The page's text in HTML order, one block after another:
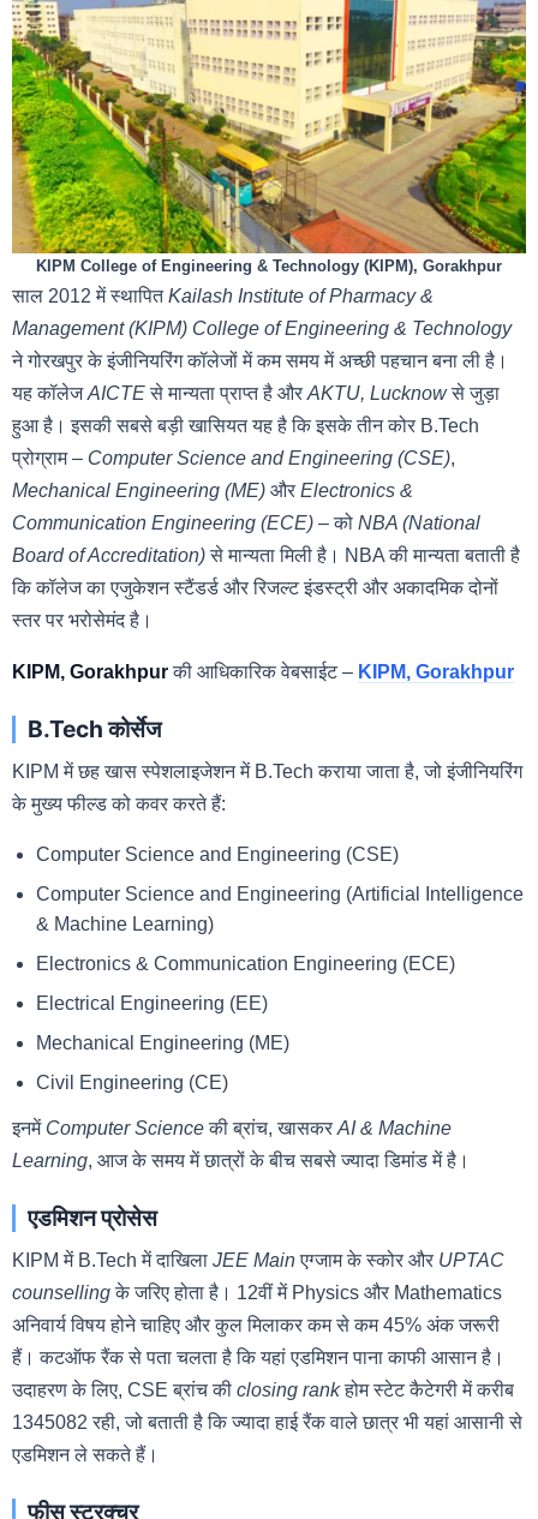
KIPM College of Engineering & Technology (KIPM), Gorakhpur
साल 2012 में स्थापितKailash Institute of Pharmacy &
Management (KIPM) College of Engineering & Technology
ने गोरखपुर के इंजीनियरिंग कॉलेजों में कम समय में अच्छी पहचान बना ली है।
यह कॉलेजAICTEसे मान्यता प्राप्त है और AKTU, Lucknowसे जुड़ा
हुआ है। इसकी सबसे बड़ी खासियत यह है कि इसके तीन कोर B.Tech
प्रोग्राम – Computer Science and Engineering (CSE),
Mechanical Engineering (ME) और Electronics &
Communication Engineering (ECE) – को NBA (National
Board of Accreditation)से मान्यता मिली है। NBA की मान्यता बताती है
कि कॉलेज का एजुकेशन स्टैंडर्ड और रिजल्ट इंडस्ट्री और अकादमिक दोनों
स्तर पर भरोसेमंद है।
KIPM, Gorakhpurकी आधिकारिक वेबसाईट – KIPM, Gorakhpur
B.Tech कोर्सेज
KIPM में छह खास स्पेशलाइजेशन में B.Tech कराया जाता है, जो इंजीनियरिंग
के मुख्य फील्ड को कवर करते हैं:
Computer Science and Engineering (CSE)
Computer Science and Engineering (Artificial Intelligence
& Machine Learning)
Electronics & Communication Engineering (ECE)
Electrical Engineering (EE)
Mechanical Engineering (ME)
Civil Engineering (CE)
इनमें Computer Scienceकी ब्रांच, खासकर AI & Machine
Learning, आज के समय में छात्रों के बीच सबसे ज्यादा डिमांड में है।
एडमिशन प्रोसेस
KIPM में B.Tech में दाखिला JEE Mainएग्जाम के स्कोर और UPTAC
counsellingके जरिए होता है। 12वीं में Physics और Mathematics
अनिवार्य विषय होने चाहिए और कुल मिलाकर कम से कम 45% अंक जरूरी
हैं। कटऑफ रैंक से पता चलता है कि यहां एडमिशन पाना काफी आसान है।
उदाहरण के लिए, CSE ब्रांच की closing rankहोम स्टेट कैटेगरी में करीब
1345082 रही, जो बताती है कि ज्यादा हाई रैंक वाले छात्र भी यहां आसानी से
एडमिशन ले सकते हैं।
फीस स्ट्रक्चर